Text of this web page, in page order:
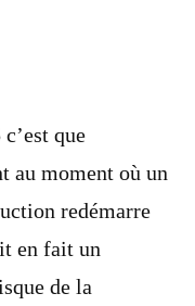
que
au moment où un
redémarre
en fait un
de la